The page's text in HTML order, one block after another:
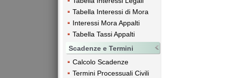
Tabella Interessi di Mora
Interessi Mora Appalti
Tabella Tassi Appalti
Scadenze e Termini
Calcolo Scadenze
Termini Processuali Civili